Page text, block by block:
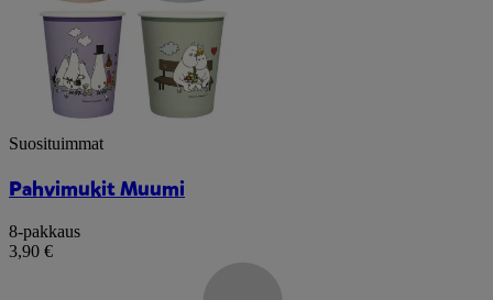
Suosituimmat
Pahvimukit Muumi
8-pakkaus
3,90 €